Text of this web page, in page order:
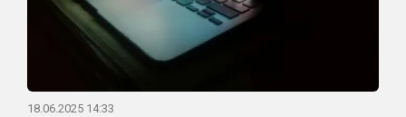
18.06.2025 14:33